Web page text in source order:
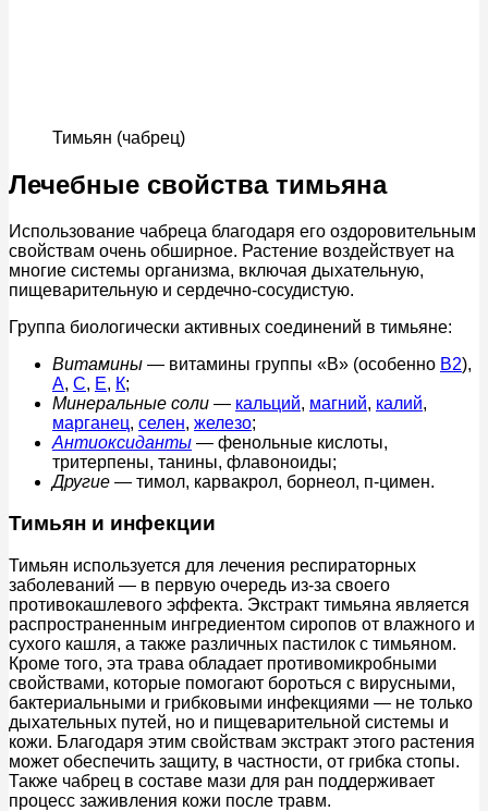
Тимьян (чабрец)
Лечебные свойства тимьяна
Использование чабреца благодаря его оздоровительным
свойствам очень обширное. Растение воздействует на
многие системы организма, включая дыхательную,
пищеварительную и сердечно-сосудистую.
Группа биологически активных соединений в тимьяне:
Витамины — витамины группы «В» (особенно В2),
А, С, Е, К;
Минеральные соли — кальций, магний, калий,
марганец, селен, железо;
Антиоксиданты — фенольные кислоты,
тритерпены, танины, флавоноиды;
Другие — тимол, карвакрол, борнеол, п-цимен.
Тимьян и инфекции
Тимьян используется для лечения респираторных
заболеваний — в первую очередь из-за своего
противокашлевого эффекта. Экстракт тимьяна является
распространенным ингредиентом сиропов от влажного и
сухого кашля, а также различных пастилок с тимьяном.
Кроме того, эта трава обладает противомикробными
свойствами, которые помогают бороться с вирусными,
бактериальными и грибковыми инфекциями — не только
дыхательных путей, но и пищеварительной системы и
кожи. Благодаря этим свойствам экстракт этого растения
может обеспечить защиту, в частности, от грибка стопы.
Также чабрец в составе мази для ран поддерживает
процесс заживления кожи после травм.